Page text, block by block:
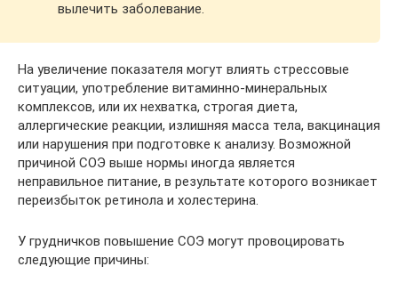
вылечить заболевание.
На увеличение показателя могут влиять стрессовые
ситуации, употребление витаминно-минеральных
комплексов, или их нехватка, строгая диета,
аллергические реакции, излишняя масса тела, вакцинация
или нарушения при подготовке к анализу. Возможной
причиной СОЭ выше нормы иногда является
неправильное питание, в результате которого возникает
переизбыток ретинола и холестерина.
У грудничков повышение СОЭ могут провоцировать
следующие причины: